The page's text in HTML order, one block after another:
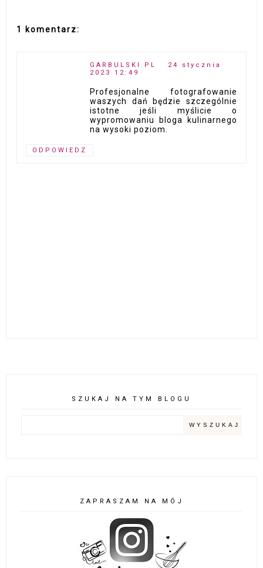
1 komentarz:
GARBULSKI.PL
24 stycznia
2023 12:49
Profesjonalne fotografowanie
waszych dań będzie szczególnie
istotne jeśli myślicie o
wypromowaniu bloga kulinarnego
na wysoki poziom.
ODPOWIEDZ
SZUKAJ NA TYM BLOGU
ZAPRASZAM NA MÓJ